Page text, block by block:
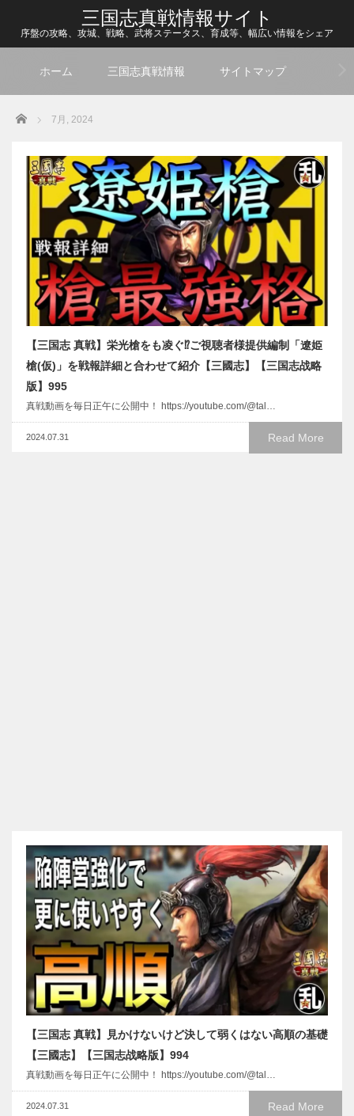
三国志真戦情報サイト
序盤の攻略、攻城、戦略、武将ステータス、育成等、幅広い情報をシェア
ホーム 三国志真戦情報 サイトマップ
Home 7月, 2024
【三国志 真戦】栄光槍をも凌ぐ⁉ご視聴者様提供編制「遼姫
槍(仮)」を戦報詳細と合わせて紹介【三國志】【三国志战略
版】995
真戦動画を毎日正午に公開中！ https://youtube.com/@tal…
Read More
2024.07.31
【三国志 真戦】見かけないけど決して弱くはない高順の基礎
【三國志】【三国志战略版】994
真戦動画を毎日正午に公開中！ https://youtube.com/@tal…
Read More
2024.07.31